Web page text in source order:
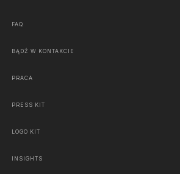
FAQ
BĄDŹ W KONTAKCIE
PRACA
PRESS KIT
LOGO KIT
INSIGHTS